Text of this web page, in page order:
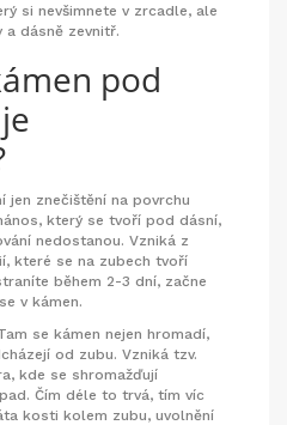
si nevšimnete v zrcadle, ale
a dásně zevnitř.
pod
jen znečištění na povrchu
který se tvoří pod dásní,
nedostanou. Vzniká z
které se na zubech tvoří
během 2-3 dní, začne
v kámen.
se kámen nejen hromadí,
od zubu. Vzniká tzv.
kde se shromažďují
Čím déle to trvá, tím víc
kosti kolem zubu, uvolnění